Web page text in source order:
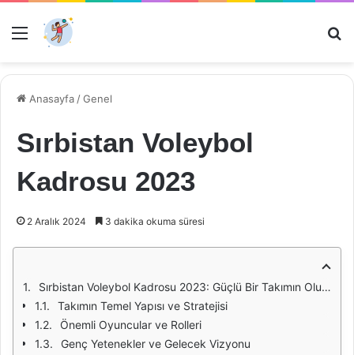
Menü
Anasayfa /Genel
Sırbistan Voleybol
Kadrosu 2023
2 Aralık 2024 3 dakika okuma süresi
Sırbistan Voleybol Kadrosu 2023: Güçlü Bir Takımın Oluşumu
Takımın Temel Yapısı ve Stratejisi
Önemli Oyuncular ve Rolleri
Genç Yetenekler ve Gelecek Vizyonu